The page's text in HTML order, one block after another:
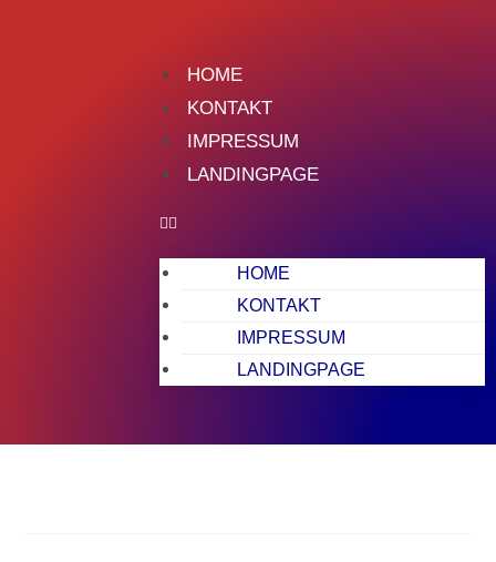
HOME
KONTAKT
IMPRESSUM
LANDINGPAGE
HOME
KONTAKT
IMPRESSUM
LANDINGPAGE